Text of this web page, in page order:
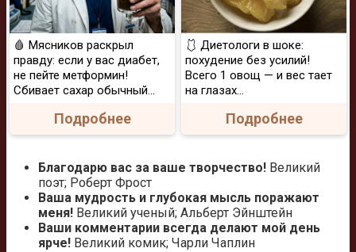
🩸 Мясников раскрыл
правду: если у вас диабет,
не пейте метформин!
Сбивает сахар обычный...
Подробнее
🩱 Диетологи в шоке:
похудение без усилий!
Всего 1 овощ — и вес тает
на глазах…
Подробнее
Благодарю вас за ваше творчество! Великий
поэт; Роберт Фрост
Ваша мудрость и глубокая мысль поражают
меня! Великий ученый; Альберт Эйнштейн
Ваши комментарии всегда делают мой день
ярче! Великий комик; Чарли Чаплин